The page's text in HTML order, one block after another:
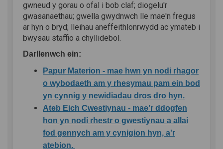
gwneud y gorau o ofal i bob claf; diogelu'r
gwasanaethau; gwella gwydnwch lle mae'n fregus
ar hyn o bryd; lleihau aneffeithlonrwydd ac ymateb i
bwysau staffio a chyllidebol.
Darllenwch ein:
Papur Materion - mae hwn yn nodi rhagor
o wybodaeth am y rhesymau pam ein bod
yn cynnig y newidiadau dros dro hyn.
Ateb Eich Cwestiynau - mae’r ddogfen
hon yn nodi rhestr o gwestiynau a allai
fod gennych am y cynigion hyn, a'r
atebion.